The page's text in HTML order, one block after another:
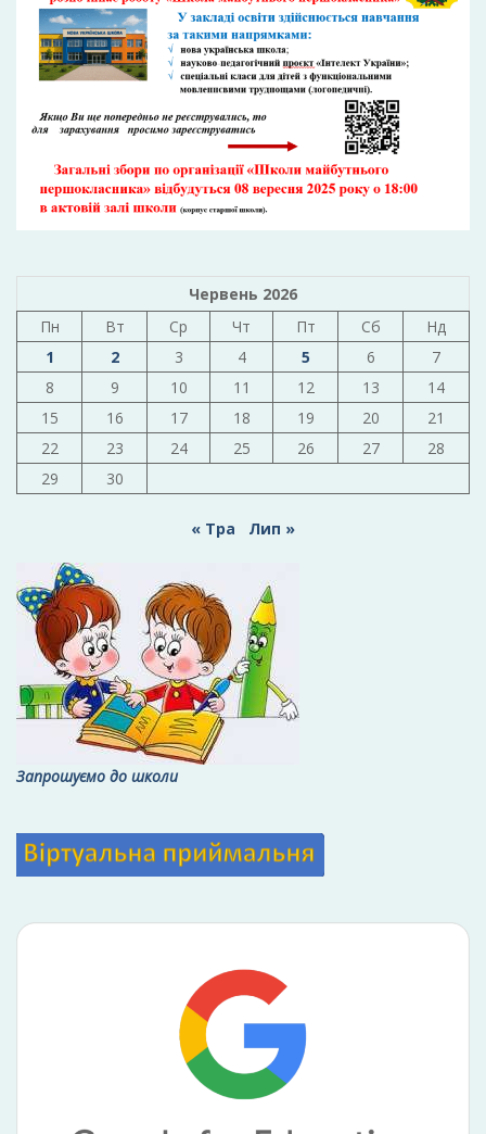
Червень 2026
Пн
Вт Ср Чт Пт Сб
Нд
1
2 3 4 5 6
7
8
9 10 11 12 13
14
15
16 17 18 19 20
21
22
23 24 25 26 27
28
29
30
« Тра Лип »
Запрошуємо до школи